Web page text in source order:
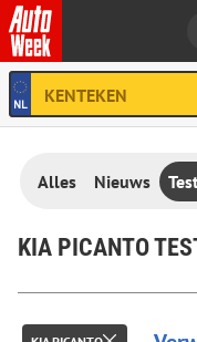
Ga naar de inhoud
Alles Nieuws
KIA PICANTO